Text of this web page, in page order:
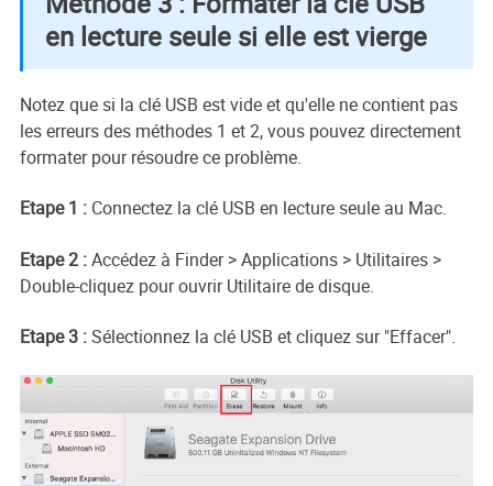
en lecture seule si elle est vierge
Notez que si la clé USB est vide et qu'elle ne contient pas
les erreurs des méthodes 1 et 2, vous pouvez directement
formater pour résoudre ce problème.
Etape 1 : Connectez la clé USB en lecture seule au Mac.
Etape 2 :Accédez à Finder > Applications > Utilitaires >
Double-cliquez pour ouvrir Utilitaire de disque.
Etape 3 :Sélectionnez la clé USB et cliquez sur "Effacer".